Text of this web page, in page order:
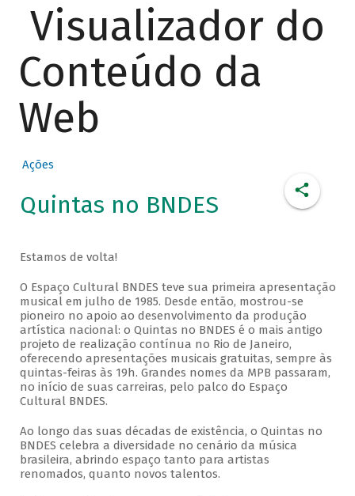
Visualizador do
Conteúdo da
Web
Ações
Quintas no BNDES
Estamos de volta!
O Espaço Cultural BNDES teve sua primeira apresentação
musical em julho de 1985. Desde então, mostrou-se
pioneiro no apoio ao desenvolvimento da produção
artística nacional: o Quintas no BNDES é o mais antigo
projeto de realização contínua no Rio de Janeiro,
oferecendo apresentações musicais gratuitas, sempre às
quintas-feiras às 19h. Grandes nomes da MPB passaram,
no início de suas carreiras, pelo palco do Espaço
Cultural BNDES.
Ao longo das suas décadas de existência, o Quintas no
BNDES celebra a diversidade no cenário da música
brasileira, abrindo espaço tanto para artistas
renomados, quanto novos talentos.